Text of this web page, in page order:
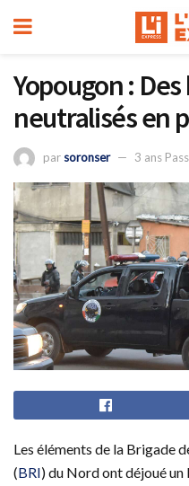
Yopougon :
neutralisés en
par soronser 3 ans
Les éléments de la Brigade
(BRI) du Nord ont déjoué